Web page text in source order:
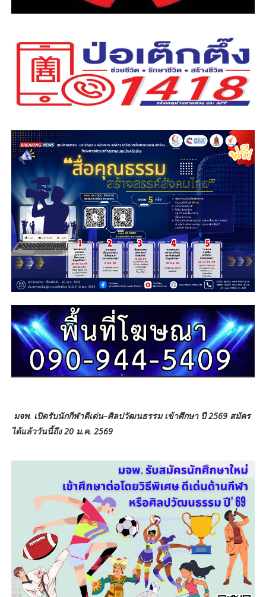
มจพ. เปิดรับนักกีฬาดีเด่น–ศิลปวัฒนธรรม เข้าศึกษา ปี 2569 สมัคร
ได้แล้ววันนี้ถึง 20 ม.ค. 2569